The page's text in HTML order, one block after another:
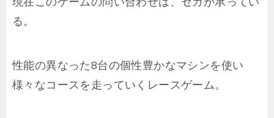
る。
性能の異なった8台の個性豊かなマシンを使い
様々なコースを走っていくレースゲーム。